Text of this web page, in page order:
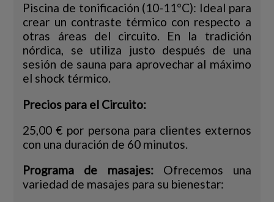
Piscina de tonificación (10-11°C): Ideal para
crear un contraste térmico con respecto a
otras áreas del circuito. En la tradición
nórdica, se utiliza justo después de una
sesión de sauna para aprovechar al máximo
el shock térmico.
Precios para el Circuito:
25,00 € por persona para clientes externos
con una duración de 60 minutos.
Programa de masajes:Ofrecemos una
variedad de masajes para su bienestar: